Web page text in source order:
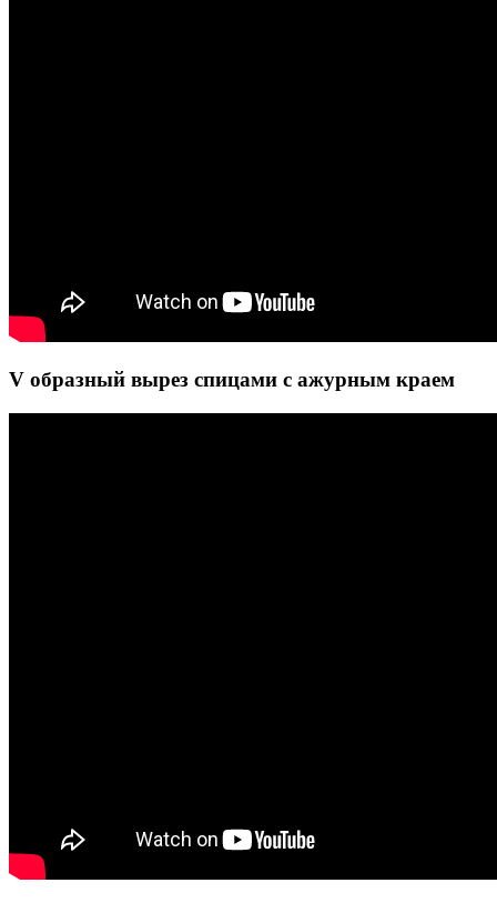
V образный вырез спицами с ажурным краем